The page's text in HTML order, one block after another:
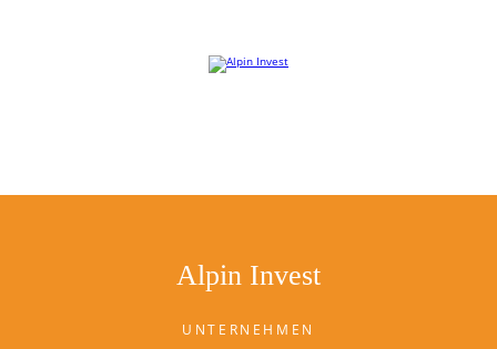
Alpin Invest
UNTERNEHMEN